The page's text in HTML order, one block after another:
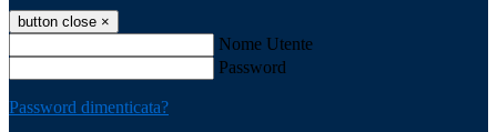
button close ×
Nome Utente
Password
Password dimenticata?